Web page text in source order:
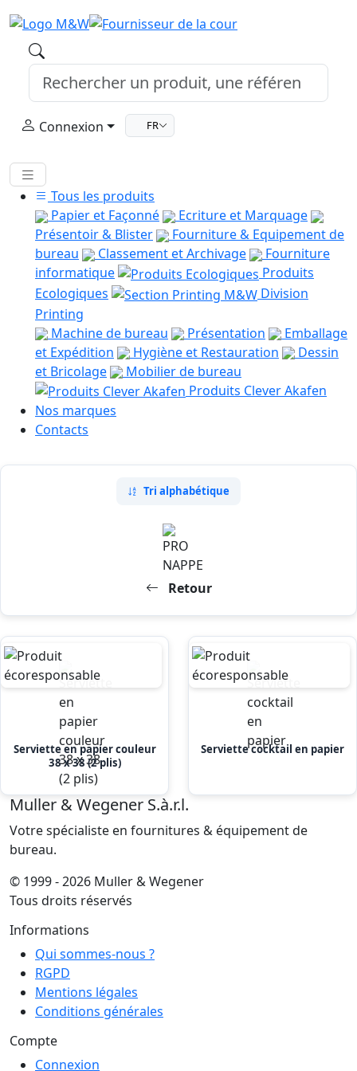
Connexion FR
Tous les produits
Papier et Façonné
Ecriture et Marquage
Présentoir & Blister
Fourniture & Equipement de
bureau
Classement et Archivage
Fourniture
informatique
Produits
Ecologiques
Division
Printing
Machine de bureau
Présentation
Emballage
et Expédition
Hygiène et Restauration
Dessin
et Bricolage
Mobilier de bureau
Produits Clever Akafen
Nos marques
Contacts
Tri alphabétique
Retour
Serviette en papier couleur
38 x 38 (2 plis)
Serviette cocktail en papier
Muller & Wegener S.à.r.l.
Votre spécialiste en fournitures & équipement de
bureau.
© 1999 - 2026 Muller & Wegener
Tous droits réservés
Informations
Qui sommes-nous ?
RGPD
Mentions légales
Conditions générales
Compte
Connexion